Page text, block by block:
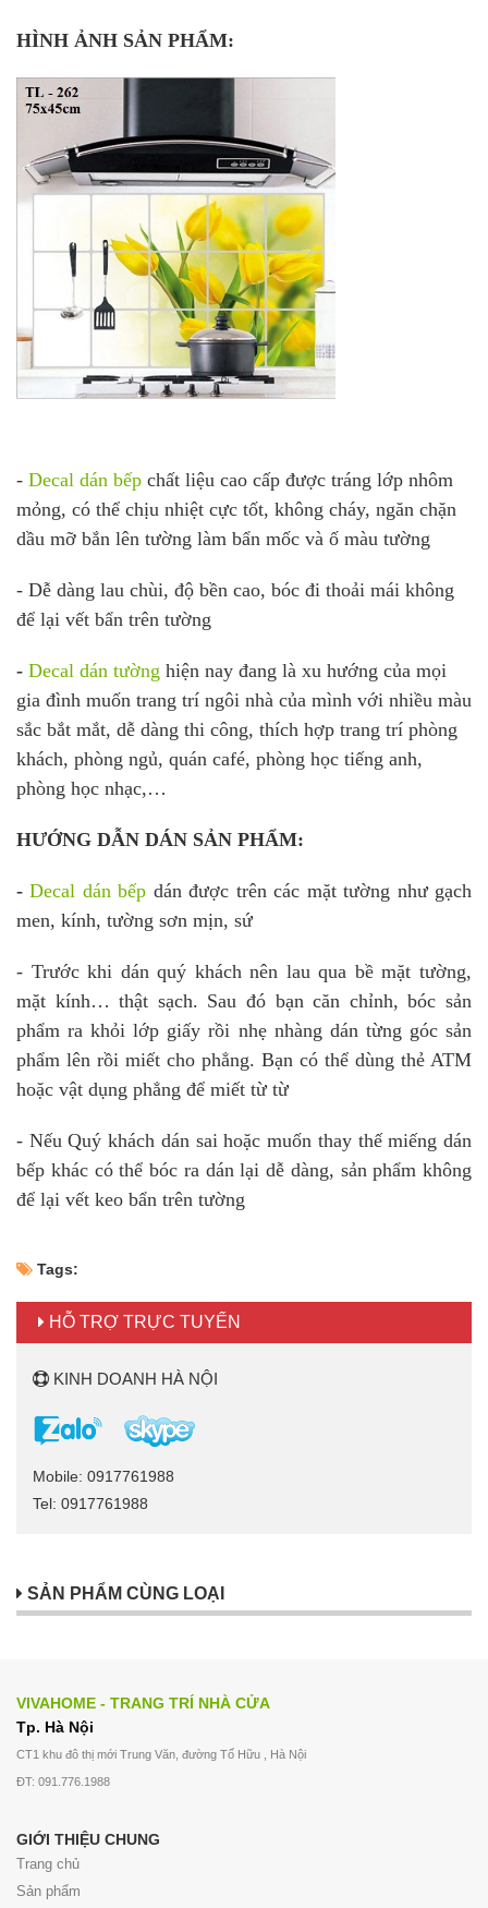
HÌNH ẢNH SẢN PHẨM:
- Decal dán bếp chất liệu cao cấp được tráng lớp nhôm
mỏng, có thể chịu nhiệt cực tốt, không cháy, ngăn chặn
dầu mỡ bắn lên tường làm bẩn mốc và ố màu tường
- Dễ dàng lau chùi, độ bền cao, bóc đi thoải mái không
để lại vết bẩn trên tường
- Decal dán tường hiện nay đang là xu hướng của mọi
gia đình muốn trang trí ngôi nhà của mình với nhiều màu
sắc bắt mắt, dễ dàng thi công, thích hợp trang trí phòng
khách, phòng ngủ, quán café, phòng học tiếng anh,
phòng học nhạc,…
HƯỚNG DẪN DÁN SẢN PHẨM:
- Decal dán bếp dán được trên các mặt tường như gạch
men, kính, tường sơn mịn, sứ
- Trước khi dán quý khách nên lau qua bề mặt tường,
mặt kính… thật sạch. Sau đó bạn căn chỉnh, bóc sản
phẩm ra khỏi lớp giấy rồi nhẹ nhàng dán từng góc sản
phẩm lên rồi miết cho phẳng. Bạn có thể dùng thẻ ATM
hoặc vật dụng phẳng để miết từ từ
- Nếu Quý khách dán sai hoặc muốn thay thế miếng dán
bếp khác có thể bóc ra dán lại dễ dàng, sản phẩm không
để lại vết keo bẩn trên tường
Tags:
HỖ TRỢ TRỰC TUYẾN
KINH DOANH HÀ NỘI
Mobile: 0917761988
Tel: 0917761988
SẢN PHẨM CÙNG LOẠI
VIVAHOME - TRANG TRÍ NHÀ CỬA
Tp. Hà Nội
CT1 khu đô thị mới Trung Văn, đường Tố Hữu , Hà Nội
ĐT: 091.776.1988
GIỚI THIỆU CHUNG
Trang chủ
Sản phẩm